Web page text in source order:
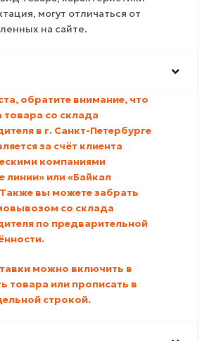
могут отличаться от
на сайте.
обратите внимание, что
товара со склада
в г. Санкт-Петербурге
за счёт клиента
компаниями
линии» или «Байкал
вы можете забрать
со склада
по предварительной
можно включить в
товара или прописать в
строкой.